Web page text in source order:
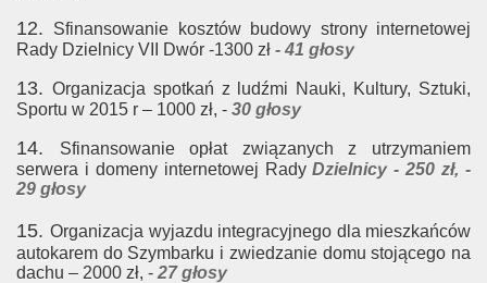
12.
Sfinansowanie kosztów budowy strony internetowej
Rady Dzielnicy VII Dwór -1300 zł - 41 głosy
13. Organizacja spotkań z ludźmi Nauki, Kultury, Sztuki,
Sportu w 2015 r – 1000 zł, - 30 głosy
14.
Sfinansowanie opłat związanych z utrzymaniem
serwera i domeny internetowej Rady Dzielnicy - 250 zł, -
29 głosy
15. Organizacja wyjazdu integracyjnego dla mieszkańców
autokarem do Szymbarku i zwiedzanie domu stojącego na
dachu – 2000 zł, - 27 głosy